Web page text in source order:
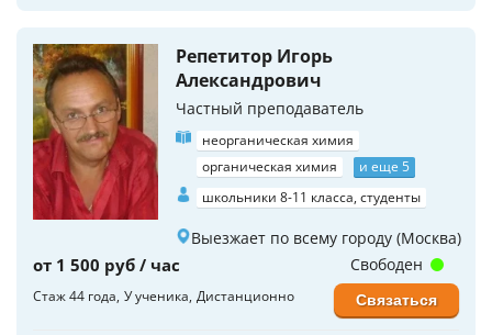
Репетитор Игорь
Александрович
Частный преподаватель
неорганическая химия
органическая химия
и еще 5
школьники 8-11 класса, студенты
Выезжает по всему городу (Москва)
от 1 500 руб / час
Стаж 44 года У ученика Дистанционно
Свободен
Связаться